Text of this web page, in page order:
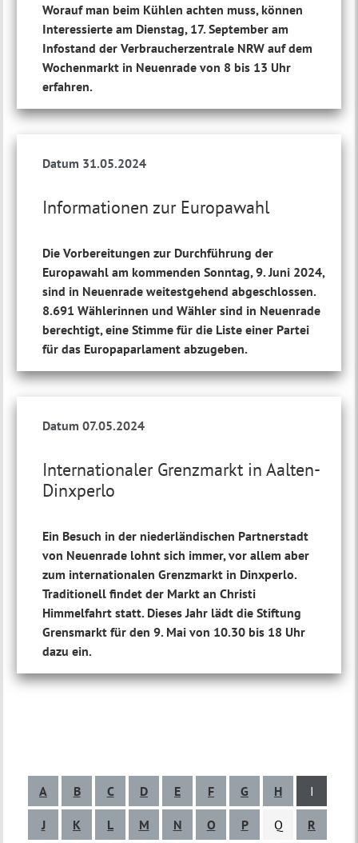
Worauf man beim Kühlen achten muss, können
Interessierte am Dienstag, 17. September am
Infostand der Verbraucherzentrale NRW auf dem
Wochenmarkt in Neuenrade von 8 bis 13 Uhr
erfahren.
Informationen zur Europawahl
Datum 31.05.2024
Die Vorbereitungen zur Durchführung der
Europawahl am kommenden Sonntag, 9. Juni 2024,
sind in Neuenrade weitestgehend abgeschlossen.
8.691 Wählerinnen und Wähler sind in Neuenrade
berechtigt, eine Stimme für die Liste einer Partei
für das Europaparlament abzugeben.
Internationaler Grenzmarkt in Aalten-
Dinxperlo
Datum 07.05.2024
Ein Besuch in der niederländischen Partnerstadt
von Neuenrade lohnt sich immer, vor allem aber
zum internationalen Grenzmarkt in Dinxperlo.
Traditionell findet der Markt an Christi
Himmelfahrt statt. Dieses Jahr lädt die Stiftung
Grensmarkt für den 9. Mai von 10.30 bis 18 Uhr
dazu ein.
A B C D E F G H I
J K L M N O P Q R